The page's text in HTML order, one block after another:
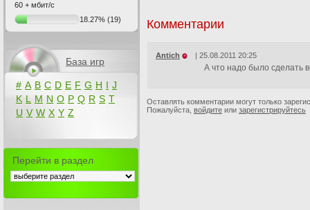
60 + мбит/с
18.27% (19)
База игр
# A B C D E F G H I J
K L M N O P Q R S T
U V W X Y Z
Перейти в раздел
Комментарии
Antich | 25.08.2011 20:25
А что надо было сделать
Оставлять комментарии могут только
Пожалуйста, войдите или зарегистрируйтесь